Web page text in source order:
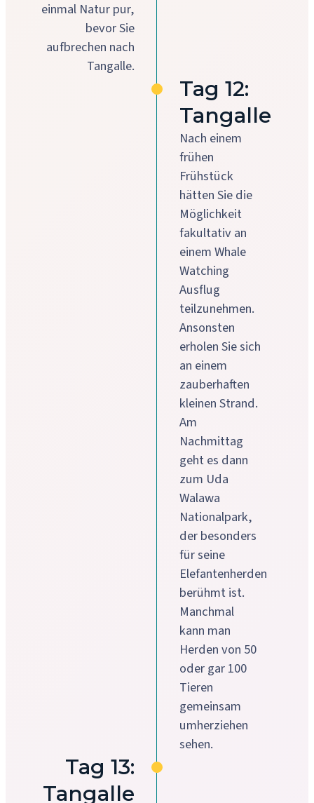
einmal Natur pur,
bevor Sie
aufbrechen nach
Tangalle.
Tag 12:
Tangalle
Nach einem
frühen
Frühstück
hätten Sie die
Möglichkeit
fakultativ an
einem Whale
Watching
Ausflug
teilzunehmen.
Ansonsten
erholen Sie sich
an einem
zauberhaften
kleinen Strand.
Am
Nachmittag
geht es dann
zum Uda
Walawa
Nationalpark,
der besonders
für seine
Elefantenherden
berühmt ist.
Manchmal
kann man
Herden von 50
oder gar 100
Tieren
gemeinsam
umherziehen
sehen.
Tag 13:
Tangalle